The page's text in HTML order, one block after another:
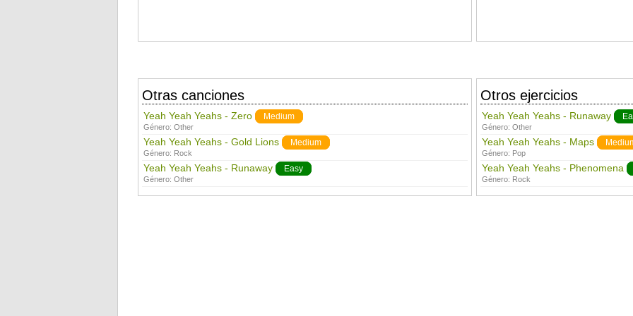
Otras canciones
Yeah Yeah Yeahs - Zero Medium
Género: Other
Yeah Yeah Yeahs - Gold Lions Medium
Género: Rock
Yeah Yeah Yeahs - Runaway Easy
Género: Other
Otros ejercicios
Yeah Yeah Yeahs - Runaway
Género: Other
Yeah Yeah Yeahs - Maps
Género: Pop
Yeah Yeah Yeahs - Phenomena
Género: Rock